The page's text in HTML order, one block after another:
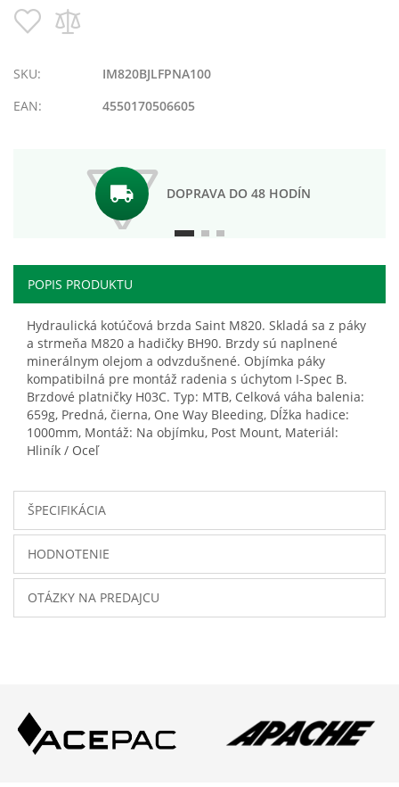
Pridať
do
SKU:
IM820BJLFPNA100
EAN:
4550170506605
DOPRAVA DO 48 HODÍN
POPIS PRODUKTU
Hydraulická kotúčová brzda Saint M820. Skladá sa z páky
a strmeňa M820 a hadičky BH90. Brzdy sú naplnené
minerálnym olejom a odvzdušnené. Objímka páky
kompatibilná pre montáž radenia s úchytom I-Spec B.
Brzdové platničky H03C. Typ: MTB, Celková váha balenia:
659g, Predná, čierna, One Way Bleeding, Dĺžka hadice:
1000mm, Montáž: Na objímku, Post Mount, Materiál:
Hliník / Oceľ
ŠPECIFIKÁCIA
HODNOTENIE
OTÁZKY NA PREDAJCU